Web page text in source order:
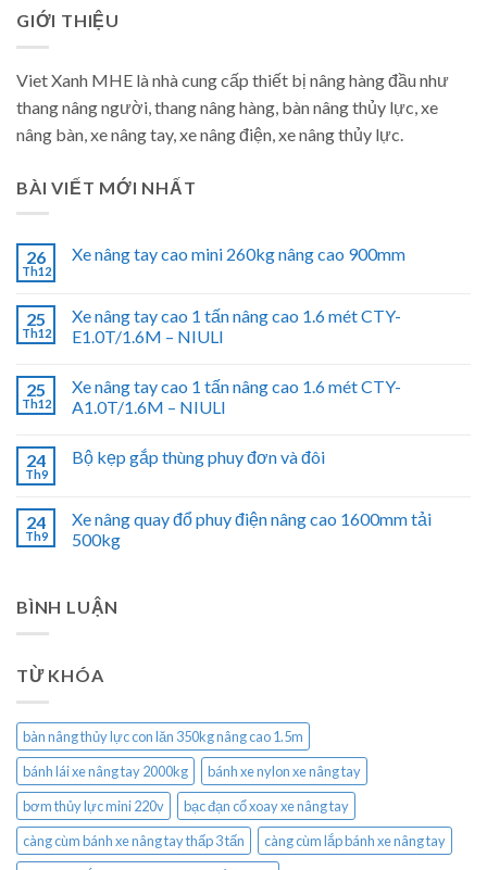
GIỚI THIỆU
Viet Xanh MHE là nhà cung cấp thiết bị nâng hàng đầu như
thang nâng người, thang nâng hàng, bàn nâng thủy lực, xe
nâng bàn, xe nâng tay, xe nâng điện, xe nâng thủy lực.
BÀI VIẾT MỚI NHẤT
26
Th12
Xe nâng tay cao mini 260kg nâng cao 900mm
25
Th12
Xe nâng tay cao 1 tấn nâng cao 1.6 mét CTY-
E1.0T/1.6M – NIULI
25
Th12
Xe nâng tay cao 1 tấn nâng cao 1.6 mét CTY-
A1.0T/1.6M – NIULI
24
Th9
Bộ kẹp gắp thùng phuy đơn và đôi
24
Th9
Xe nâng quay đổ phuy điện nâng cao 1600mm tải
500kg
BÌNH LUẬN
TỪ KHÓA
bàn nâng thủy lực con lăn 350kg nâng cao 1.5m
bánh lái xe nâng tay 2000kg
bánh xe nylon xe nâng tay
bơm thủy lực mini 220v
bạc đạn cổ xoay xe nâng tay
càng cùm bánh xe nâng tay thấp 3 tấn
càng cùm lắp bánh xe nâng tay